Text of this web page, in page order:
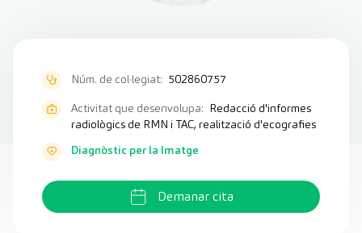
Núm. de col·legiat: 502860757
Activitat que desenvolupa: Redacció d'informes
radiològics de RMN i TAC, realització d'ecografies
Diagnòstic per la Imatge
Demanar cita